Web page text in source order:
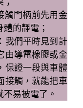
觸門柄前先用金
的靜電；
：我們平時見到計
由導電橡膠或金
保證一段與車體
接觸，就能把車
不易被電了。